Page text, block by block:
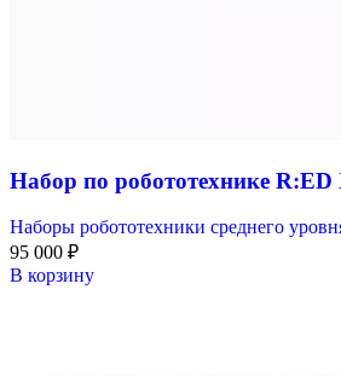
Набор по робототехнике R:ED
Наборы робототехники среднего
95 000 ₽
В корзину